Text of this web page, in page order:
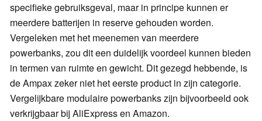
specifieke gebruiksgeval, maar in principe kunnen er
meerdere batterijen in reserve gehouden worden.
Vergeleken met het meenemen van meerdere
powerbanks, zou dit een duidelijk voordeel kunnen bieden
in termen van ruimte en gewicht. Dit gezegd hebbende, is
de Ampax zeker niet het eerste product in zijn categorie.
Vergelijkbare modulaire powerbanks zijn bijvoorbeeld ook
verkrijgbaar bij AliExpress en Amazon.